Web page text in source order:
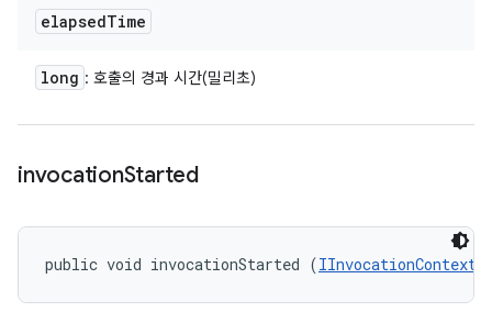
elapsedTime
long : 호출의 경과 시간(밀리초)
invocationStarted
public void invocationStarted (IInvocationContext